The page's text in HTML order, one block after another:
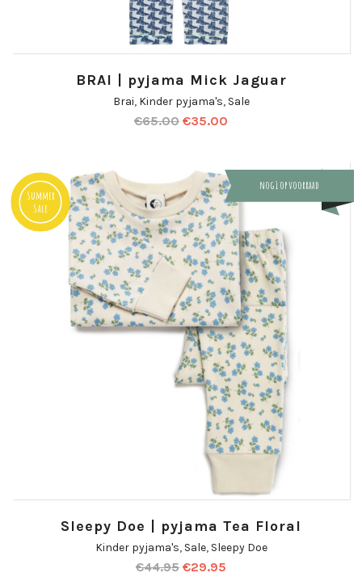
BRAI | pyjama Mick Jaguar
Brai, Kinder pyjama's, Sale
€65.00 €35.00
Summer
Sale
nog 1 op voorraad
Sleepy Doe | pyjama Tea Floral
Kinder pyjama's, Sale, Sleepy Doe
€44.95 €29.95